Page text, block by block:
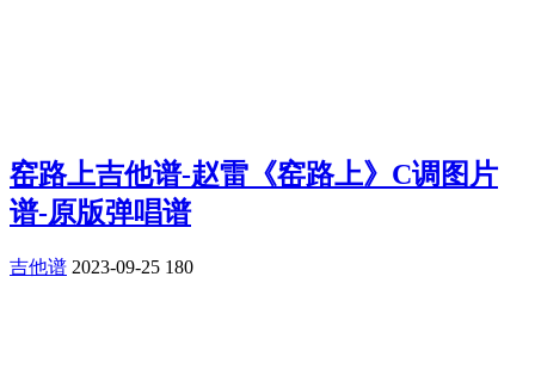
窑路上吉他谱-赵雷《窑路上》C调图片
谱-原版弹唱谱
吉他谱 2023-09-25 180